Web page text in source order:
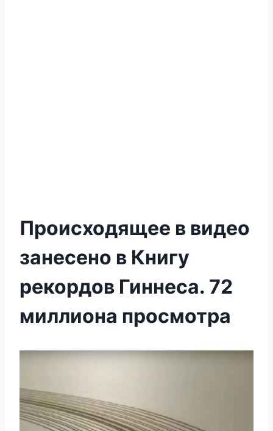
Происходящее в видео
занесено в Книгу
рекордов Гиннеса. 72
миллиона просмотра